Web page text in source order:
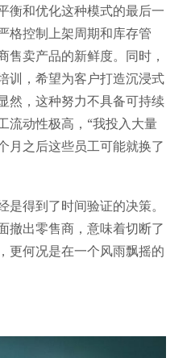
衡和优化这种模式的最后一
格控制上架周期和库存管
售卖产品的新鲜度。同时，
训，希望为客户打造沉浸式
然，这种努力不具备可持续
流动性极高，“我投入大量
月之后这些员工可能就换了
是得到了时间验证的决策。
撤出零售商，意味着切断了
更何况是在一个风雨飘摇的